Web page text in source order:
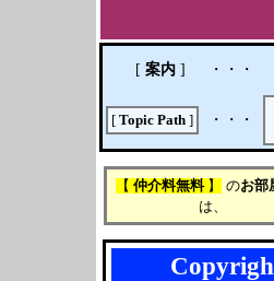
[ 案内] ・・・
[ Topic Path ] ・・・
【 仲介料無料】 のお部
は、